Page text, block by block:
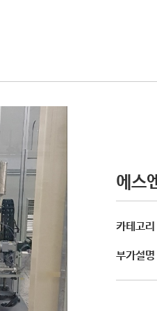
에스
카테고리
부가설명